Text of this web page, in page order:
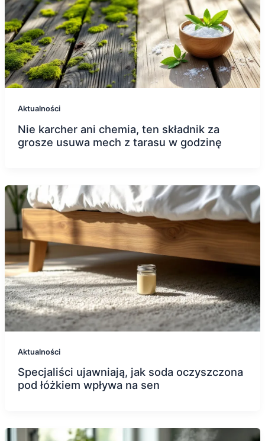
Aktualności
Nie karcher ani chemia, ten składnik za
grosze usuwa mech z tarasu w godzinę
Aktualności
Specjaliści ujawniają, jak soda oczyszczona
pod łóżkiem wpływa na sen